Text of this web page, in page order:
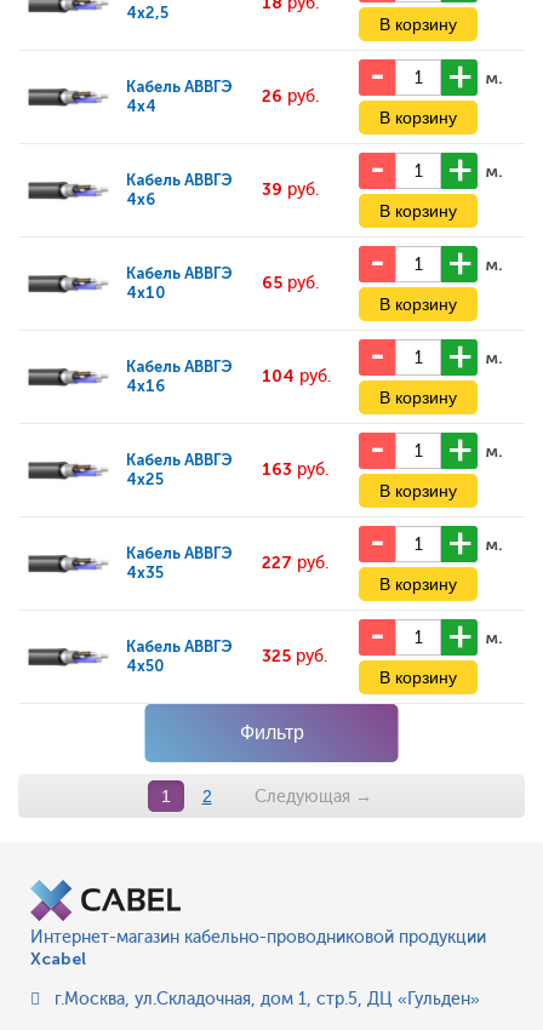
4x2,5
Кабель АВВГЭ
4x4
26 руб.
м.
Кабель АВВГЭ
4x6
39 руб.
м.
Кабель АВВГЭ
4x10
65 руб.
м.
Кабель АВВГЭ
4x16
104 руб.
м.
Кабель АВВГЭ
4x25
163 руб.
м.
Кабель АВВГЭ
4x35
227 руб.
м.
Кабель АВВГЭ
4x50
325 руб.
м.
Фильтр
1 2 Следующая →
Интернет-магазин кабельно-проводниковой продукции
Xcabel
г.Москва, ул.Складочная, дом 1, стр.5, ДЦ «Гульден»